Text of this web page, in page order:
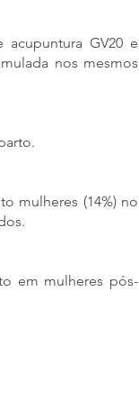
GV20 e
nos mesmos
mulheres (14%) no
em mulheres pós-